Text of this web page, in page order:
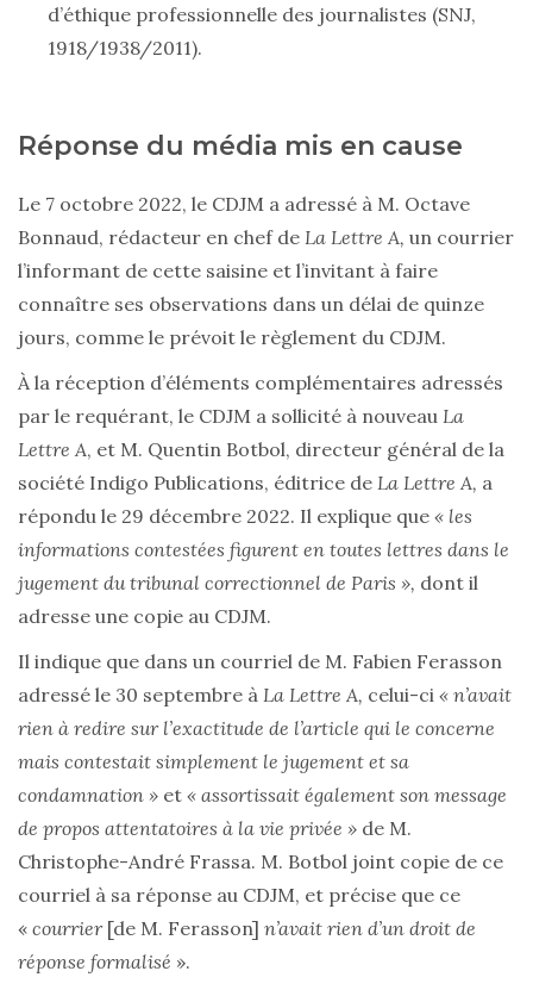
d’éthique professionnelle des journalistes (SNJ,
1918/1938/2011).
Réponse du média mis en cause
Le 7 octobre 2022, le CDJM a adressé à M. Octave
Bonnaud, rédacteur en chef de La Lettre A, un courrier
l’informant de cette saisine et l’invitant à faire
connaître ses observations dans un délai de quinze
jours, comme le prévoit le règlement du CDJM.
À la réception d’éléments complémentaires adressés
par le requérant, le CDJM a sollicité à nouveau La
Lettre A, et M. Quentin Botbol, directeur général de la
société Indigo Publications, éditrice de La Lettre A, a
répondu le 29 décembre 2022. Il explique que « les
informations contestées figurent en toutes lettres dans le
jugement du tribunal correctionnel de Paris », dont il
adresse une copie au CDJM.
Il indique que dans un courriel de M. Fabien Ferasson
adressé le 30 septembre à La Lettre A, celui-ci « n’avait
rien à redire sur l’exactitude de l’article qui le concerne
mais contestait simplement le jugement et sa
condamnation » et « assortissait également son message
de propos attentatoires à la vie privée » de M.
Christophe-André Frassa. M. Botbol joint copie de ce
courriel à sa réponse au CDJM, et précise que ce
« courrier [de M. Ferasson] n’avait rien d’un droit de
réponse formalisé ».